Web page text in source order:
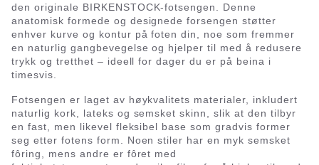
den originale BIRKENSTOCK-fotsengen. Denne
anatomisk formede og designede forsengen støtter
enhver kurve og kontur på foten din, noe som fremmer
en naturlig gangbevegelse og hjelper til med å redusere
trykk og tretthet – ideell for dager du er på beina i
timesvis.
Fotsengen er laget av høykvalitets materialer, inkludert
naturlig kork, lateks og semsket skinn, slik at den tilbyr
en fast, men likevel fleksibel base som gradvis former
seg etter fotens form. Noen stiler har en myk semsket
fôring, mens andre er fôret med